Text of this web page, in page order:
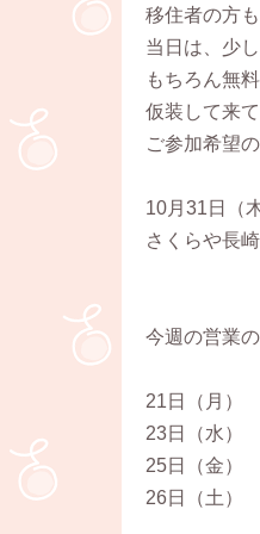
移住者の方
当日は、少
もちろん無
仮装して来
ご参加希望
10月31日（
さくらや長
今週の営業
21日（月）
23日（水）
25日（金）
26日（土）